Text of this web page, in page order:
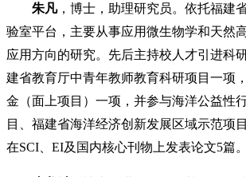
朱凡，博士，助理研究员。依托福建
验室平台，主要从事应用微生物学和天然
应用方向的研究。先后主持校人才引进科
建省教育厅中青年教师教育科研项目一项
金（面上项目）一项，并参与海洋公益性
目、福建省海洋经济创新发展区域示范项
在SCI、EI及国内核心刊物上发表论文5篇。